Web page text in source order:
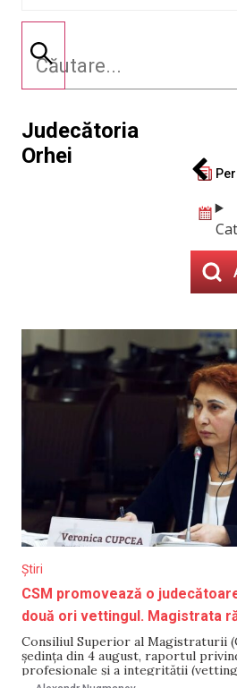
Judecătoria
Orhei
Știri
CSM promovează o
două ori vettingul. Magistrata
Consiliul Superior al Magistraturii
ședința din 4 august, raportul
profesionale și a integrității
interimare a Judecătoriei Orhei,